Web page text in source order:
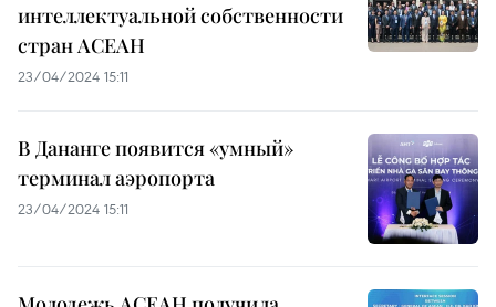
интеллектуальной собственности
стран АСЕАН
23/04/2024 15:11
В Дананге появится «умный»
терминал аэропорта
23/04/2024 15:11